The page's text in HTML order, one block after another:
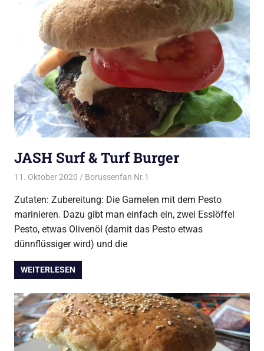
JASH Surf & Turf Burger
11. Oktober 2020 Borussenfan Nr.1
Zutaten: Zubereitung: Die Garnelen mit dem Pesto
marinieren. Dazu gibt man einfach ein, zwei Esslöffel
Pesto, etwas Olivenöl (damit das Pesto etwas
dünnflüssiger wird) und die
WEITERLESEN